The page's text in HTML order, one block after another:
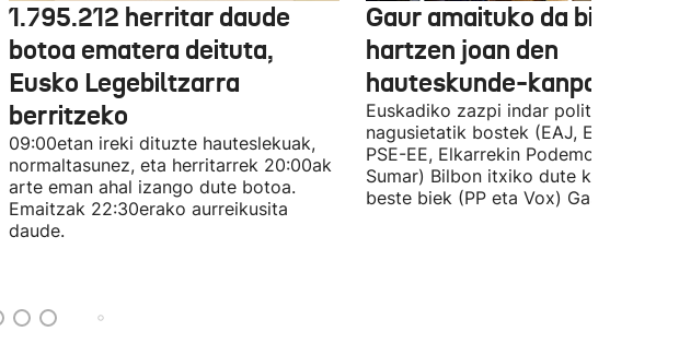
1.795.212 herritar daude
botoa ematera deituta,
Eusko Legebiltzarra
berritzeko
09:00etan ireki dituzte hauteslekuak,
normaltasunez, eta herritarrek 20:00ak
arte eman ahal izango dute botoa.
Emaitzak 22:30erako aurreikusita
daude.
Gaur amaituko da
hartzen joan den
hauteskunde-kanpaina
Euskadiko zazpi indar politiko
nagusietatik bostek (EAJ, EH Bildu,
PSE-EE, Elkarrekin Podemos eta
Sumar) Bilbon itxiko dute kanpaina,
beste biek (PP eta Vox) Gasteizen.